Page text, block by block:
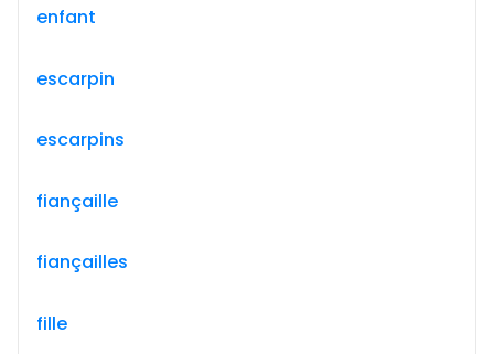
enfant
escarpin
escarpins
fiançaille
fiançailles
fille